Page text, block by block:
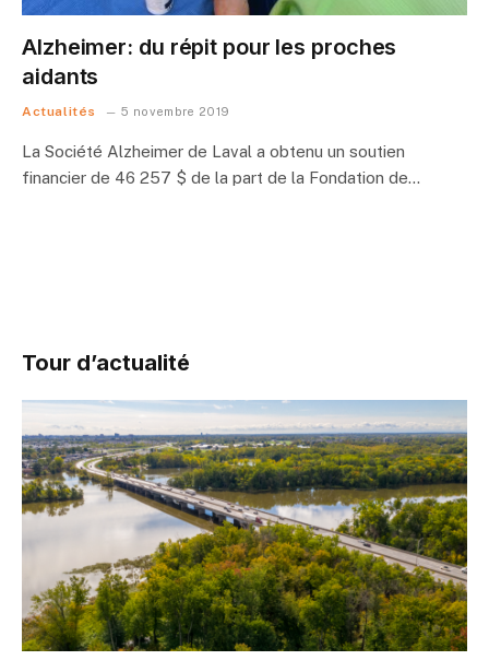
Alzheimer: du répit pour les proches
aidants
Actualités 5 novembre 2019
La Société Alzheimer de Laval a obtenu un soutien
financier de 46 257 $ de la part de la Fondation de…
Tour d’actualité